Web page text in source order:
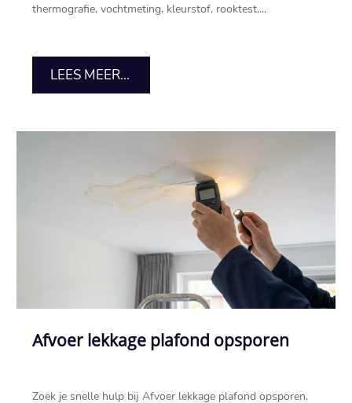
thermografie, vochtmeting, kleurstof, rooktest,...
LEES MEER...
Afvoer lekkage plafond opsporen
Zoek je snelle hulp bij Afvoer lekkage plafond opsporen.